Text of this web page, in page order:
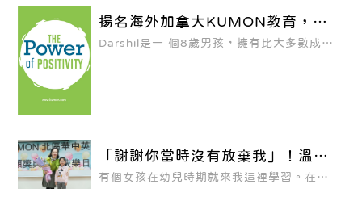
揚名海外加拿大KUMON教育，建
立孩子正確的學習態度
Darshil是一 個8歲男孩，擁有比大多數成年
「謝謝你當時沒有放棄我」！溫暖
的善意，是孩子的光；有教無類，
從愛出發
有個女孩在幼兒時期就來我這裡學習。在她